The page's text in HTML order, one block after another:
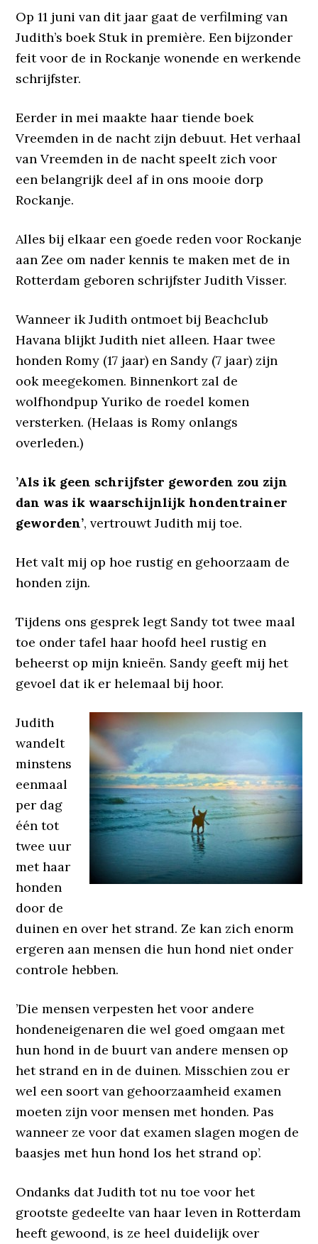
Op 11 juni van dit jaar gaat de verfilming van
Judith’s boek Stuk in première. Een bijzonder
feit voor de in Rockanje wonende en werkende
schrijfster.
Eerder in mei maakte haar tiende boek
Vreemden in de nacht zijn debuut. Het verhaal
van Vreemden in de nacht speelt zich voor
een belangrijk deel af in ons mooie dorp
Rockanje.
Alles bij elkaar een goede reden voor Rockanje
aan Zee om nader kennis te maken met de in
Rotterdam geboren schrijfster Judith Visser.
Wanneer ik Judith ontmoet bij Beachclub
Havana blijkt Judith niet alleen. Haar twee
honden Romy (17 jaar) en Sandy (7 jaar) zijn
ook meegekomen. Binnenkort zal de
wolfhondpup Yuriko de roedel komen
versterken. (Helaas is Romy onlangs
overleden.)
’Als ik geen schrijfster geworden zou zijn
dan was ik waarschijnlijk hondentrainer
geworden’, vertrouwt Judith mij toe.
Het valt mij op hoe rustig en gehoorzaam de
honden zijn.
Tijdens ons gesprek legt Sandy tot twee maal
toe onder tafel haar hoofd heel rustig en
beheerst op mijn knieën. Sandy geeft mij het
gevoel dat ik er helemaal bij hoor.
Judith
wandelt
minstens
eenmaal
per dag
één tot
twee uur
met haar
honden
door de
duinen en over het strand. Ze kan zich enorm
ergeren aan mensen die hun hond niet onder
controle hebben.
’Die mensen verpesten het voor andere
hondeneigenaren die wel goed omgaan met
hun hond in de buurt van andere mensen op
het strand en in de duinen. Misschien zou er
wel een soort van gehoorzaamheid examen
moeten zijn voor mensen met honden. Pas
wanneer ze voor dat examen slagen mogen de
baasjes met hun hond los het strand op’.
Ondanks dat Judith tot nu toe voor het
grootste gedeelte van haar leven in Rotterdam
heeft gewoond, is ze heel duidelijk over